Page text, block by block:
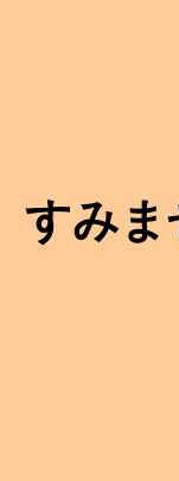
すみま